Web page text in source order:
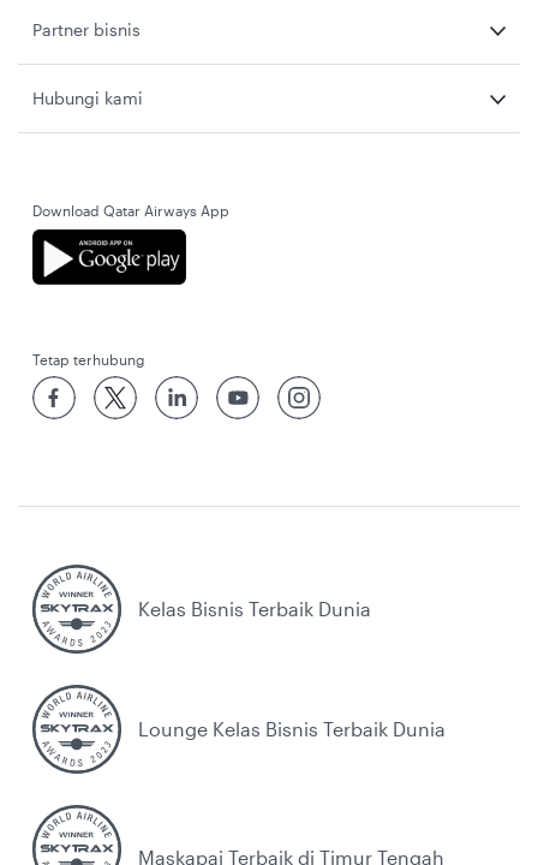
Partner bisnis
Hubungi kami
Download Qatar Airways App
Tetap terhubung
Kelas Bisnis Terbaik Dunia
Lounge Kelas Bisnis Terbaik Dunia
Maskapai Terbaik di Timur Tengah